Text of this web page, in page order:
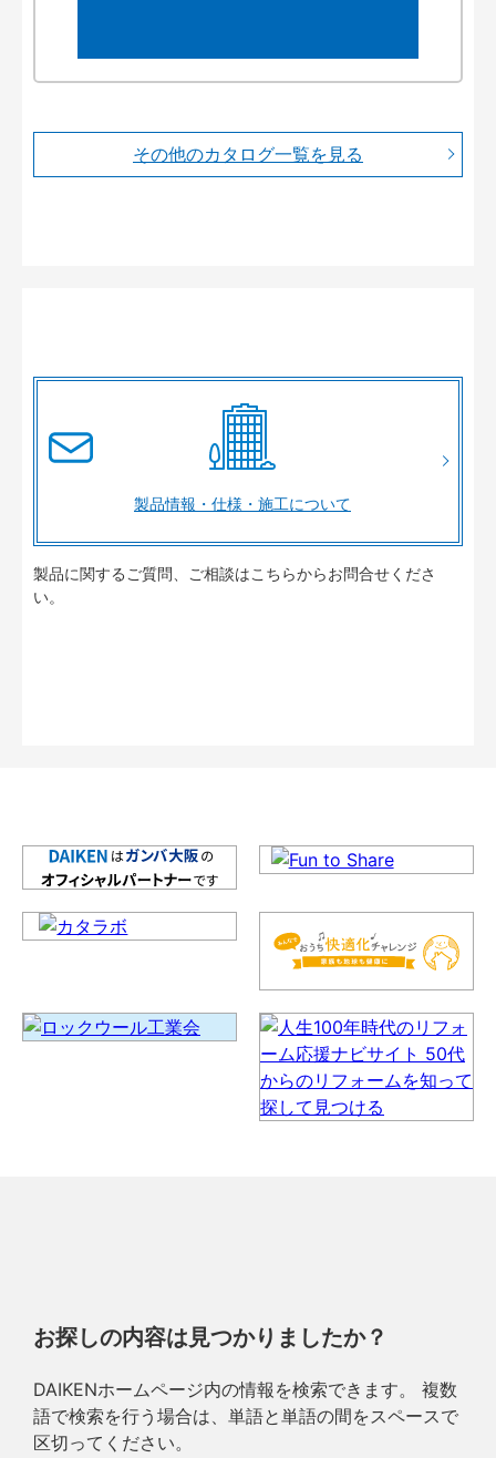
その他のカタログ一覧を見る
製品情報・仕様・施工について
製品に関するご質問、ご相談はこちらからお問合せくださ
い。
お探しの内容は見つかりましたか？
DAIKENホームページ内の情報を検索できます。 複数
語で検索を行う場合は、単語と単語の間をスペースで
区切ってください。